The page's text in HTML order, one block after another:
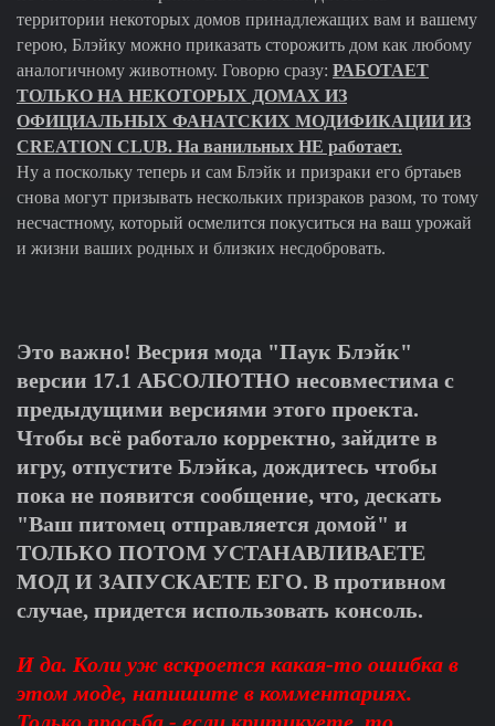
территории некоторых домов принадлежащих вам и вашему
герою, Блэйку можно приказать сторожить дом как любому
аналогичному животному. Говорю сразу: РАБОТАЕТ
ТОЛЬКО НА НЕКОТОРЫХ ДОМАХ ИЗ
ОФИЦИАЛЬНЫХ ФАНАТСКИХ МОДИФИКАЦИИ ИЗ
CREATION CLUB. На ванильных НЕ работает.
Ну а поскольку теперь и сам Блэйк и призраки его бртаьев
снова могут призывать нескольких призраков разом, то тому
несчастному, который осмелится покуситься на ваш урожай
и жизни ваших родных и близких несдобровать.
Это важно! Весрия мода "Паук Блэйк"
версии 17.1 АБСОЛЮТНО несовместима с
предыдущими версиями этого проекта.
Чтобы всё работало корректно, зайдите в
игру, отпустите Блэйка, дождитесь чтобы
пока не появится сообщение, что, дескать
"Ваш питомец отправляется домой" и
ТОЛЬКО ПОТОМ УСТАНАВЛИВАЕТЕ
МОД И ЗАПУСКАЕТЕ ЕГО. В противном
случае, придется использовать консоль.
И да. Коли уж вскроется какая-то ошибка в
этом моде, напишите в комментариях.